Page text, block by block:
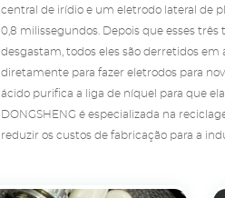
central de irídio e um eletrodo lateral de
0,8 milissegundos. Depois que esses
desgastam, todos eles são derretidos
diretamente para fazer eletrodos para
ácido purifica a liga de níquel para que
DONGSHENG é especializada na
reduzir os custos de fabricação para a